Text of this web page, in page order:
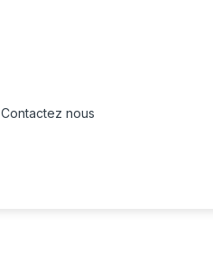
Contactez nous